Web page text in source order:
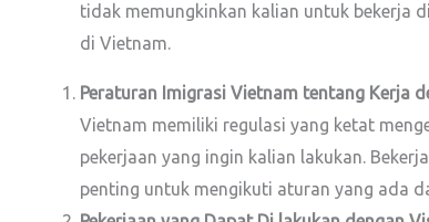
tidak memungkinkan kalian untuk bekerja
di Vietnam.
Peraturan Imigrasi Vietnam tentang Kerja
Vietnam memiliki regulasi yang ketat
pekerjaan yang ingin kalian lakukan.
penting untuk mengikuti aturan yang ada